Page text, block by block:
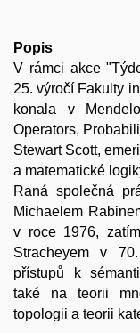
Popis
V rámci akce
25. výročí Fakulty
konala v
Operators,
Stewart Scott,
a matematické
Raná společná
Michaelem
v roce 1976,
Stracheyem v
přístupů k
také na teorii
topologii a teorii